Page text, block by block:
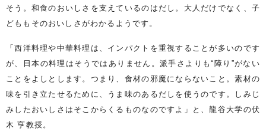
そう。和食のおいしさを支えているのはだし。大人だけでなく、子
どももそのおいしさがわかるようです。
「西洋料理や中華料理は、インパクトを重視することが多いのです
が、日本の料理はそうではありません。派手さよりも“障り”がない
ことをよしとします。つまり、食材の邪魔にならないこと。素材の
味を引き立たせるために、うま味のあるだしを使うのです。しみじ
みしたおいしさはそこからくるものなのですよ」と、龍谷大学の伏
木 亨教授。